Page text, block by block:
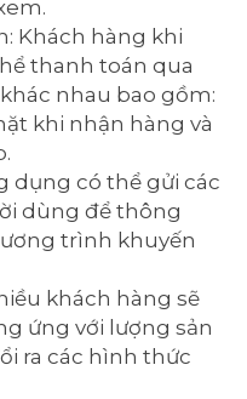
Khách hàng khi
thanh toán qua
nhau bao gồm:
khi nhận hàng và
dụng có thể gửi các
dùng để thông
trình khuyến
khách hàng sẽ
ứng với lượng sản
ra các hình thức